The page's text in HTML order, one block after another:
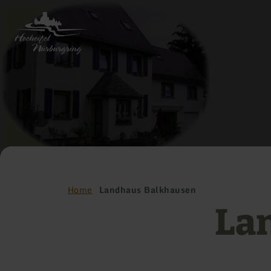
home
page
Home Landhaus Balkhausen